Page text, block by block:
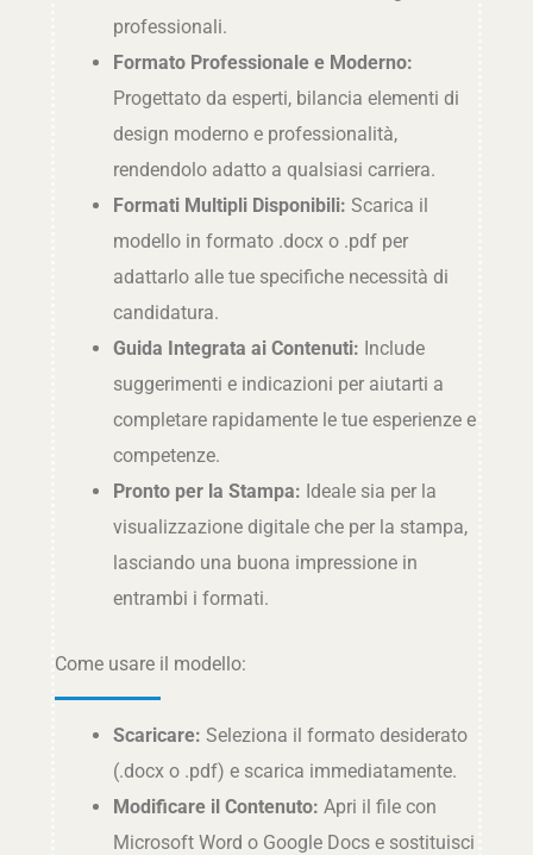
professionali.
Formato Professionale e Moderno:
Progettato da esperti, bilancia elementi di
design moderno e professionalità,
rendendolo adatto a qualsiasi carriera.
Formati Multipli Disponibili: Scarica il
modello in formato .docx o .pdf per
adattarlo alle tue specifiche necessità di
candidatura.
Guida Integrata ai Contenuti: Include
suggerimenti e indicazioni per aiutarti a
completare rapidamente le tue esperienze e
competenze.
Pronto per la Stampa: Ideale sia per la
visualizzazione digitale che per la stampa,
lasciando una buona impressione in
entrambi i formati.
Come usare il modello:
Scaricare: Seleziona il formato desiderato
(.docx o .pdf) e scarica immediatamente.
Modificare il Contenuto: Apri il file con
Microsoft Word o Google Docs e sostituisci